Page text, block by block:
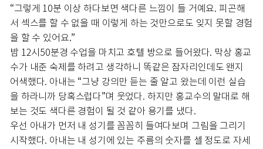
“그렇게 10분 이상 하다보면 색다른 느낌이 들 거예요. 피곤해
서 섹스를 할 수 없을 때 이렇게 하는 것만으로도 잊지 못할 경험
을 할 수 있어요.”
밤 12시50분경 수업을 마치고 호텔 방으로 들어왔다. 막상 홍교
수가 내준 숙제를 하려고 생각하니 똑같은 잠자리인데도 왠지
어색했다. 아내는 “그냥 강의만 듣는 줄 알고 왔는데 이런 실습
을 하라니까 당혹스럽다”며 웃었다. 하지만 홍교수의 말대로 해
보는 것도 색다른 경험이 될 것 같아 용기를 냈다.
우선 아내가 먼저 내 성기를 꼼꼼히 들여다보며 그림을 그리기
시작했다. 아내는 내 성기에 있는 주름의 숫자를 셀 정도로 자세